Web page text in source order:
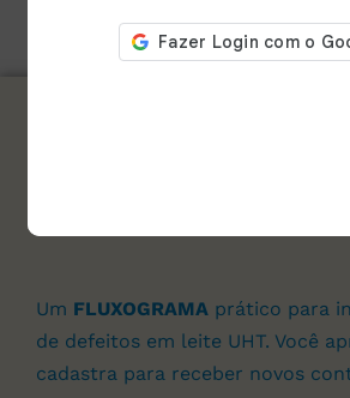
Um FLUXOGRAMA prático para
de defeitos em leite UHT. Você
cadastra para receber novos